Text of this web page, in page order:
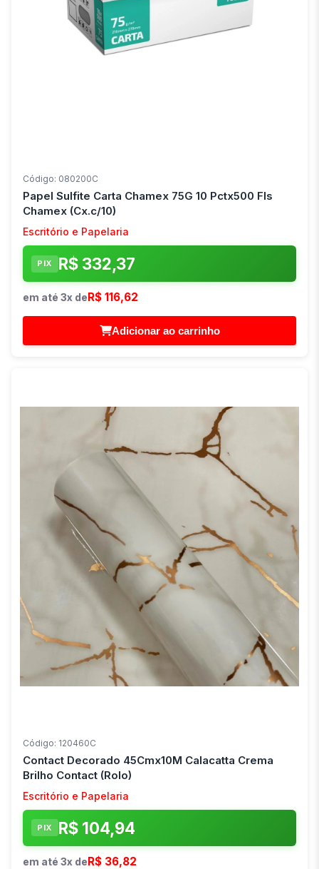
Código: 080200C
Papel Sulfite Carta Chamex 75G 10 Pctx500 Fls
Chamex (Cx.c/10)
Escritório e Papelaria
PIX R$ 332,37
em até 3x de R$ 116,62
Adicionar ao carrinho
Código: 120460C
Contact Decorado 45Cmx10M Calacatta Crema
Brilho Contact (Rolo)
Escritório e Papelaria
PIX R$ 104,94
em até 3x deR$ 36,82